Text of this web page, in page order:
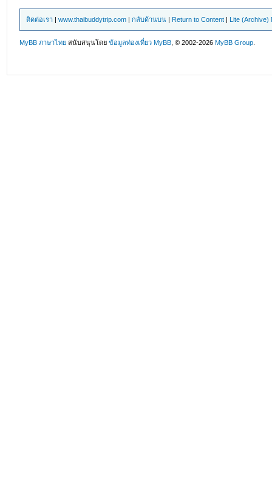
ติดต่อเรา |www.thaibuddytrip.com |กลับด้านบน | Return to Content | Lite (Archive)
MyBB ภาษาไทย สนับสนุนโดยข้อมูลท่องเที่ยว MyBB , © 2002-2026MyBB Group